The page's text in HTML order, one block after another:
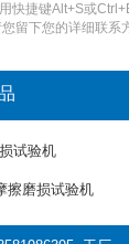
快捷键Alt+S或
留下您的详细联系
试验机
擦磨损试验机